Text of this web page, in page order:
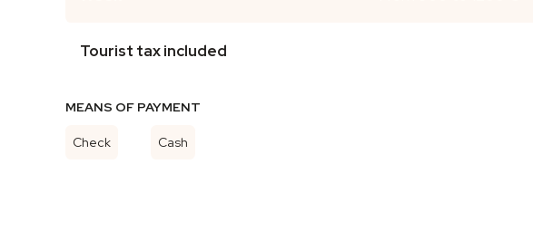
Tourist tax included
MEANS OF PAYMENT
Check Cash